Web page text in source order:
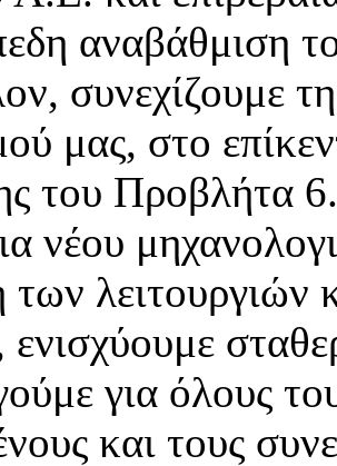
αναβάθμιση
συνεχίζουμε
μας, στο
του Προβλήτα
νέου
των λειτουργιών
ενισχύουμε
για όλους
και τους